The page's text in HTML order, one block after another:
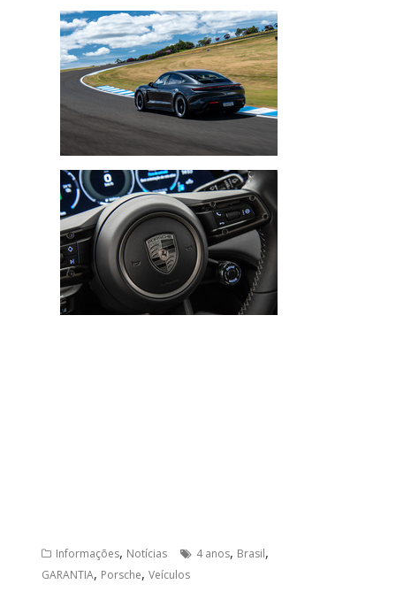
Informações, Notícias 4 anos, Brasil,
GARANTIA, Porsche, Veículos